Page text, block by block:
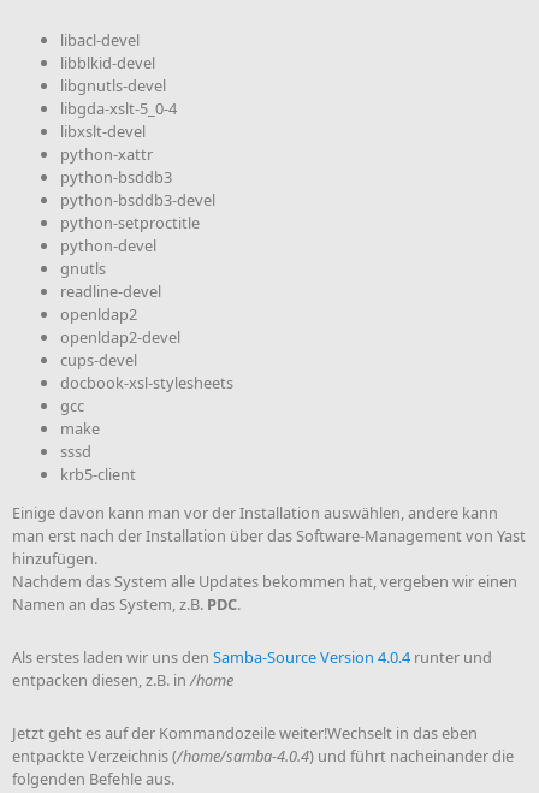
libacl-devel
libblkid-devel
libgnutls-devel
libgda-xslt-5_0-4
libxslt-devel
python-xattr
python-bsddb3
python-bsddb3-devel
python-setproctitle
python-devel
gnutls
readline-devel
openldap2
openldap2-devel
cups-devel
docbook-xsl-stylesheets
gcc
make
sssd
krb5-client
Einige davon kann man vor der Installation auswählen, andere kann
man erst nach der Installation über das Software-Management von Yast
hinzufügen.
Nachdem das System alle Updates bekommen hat, vergeben wir einen
Namen an das System, z.B. PDC.
Als erstes laden wir uns den Samba-Source Version 4.0.4 runter und
entpacken diesen, z.B. in/home
Jetzt geht es auf der Kommandozeile weiter!Wechselt in das eben
entpackte Verzeichnis (/home/samba-4.0.4) und führt nacheinander die
folgenden Befehle aus.